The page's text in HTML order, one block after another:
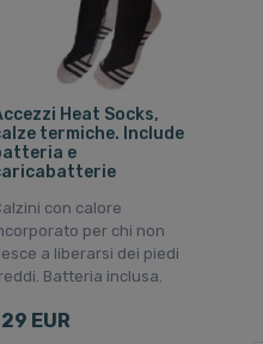
Heat Socks,
termiche. Include
e
con calore
per chi non
a liberarsi dei piedi
Batteria inclusa.
EUR